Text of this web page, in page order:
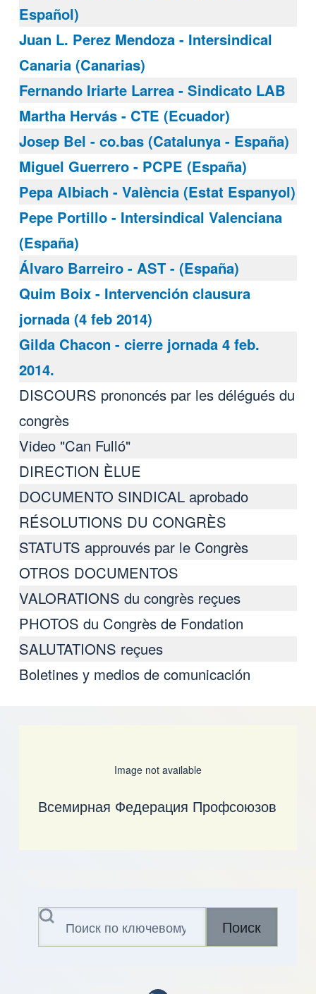
Español)
Juan L. Perez Mendoza - Intersindical
Canaria (Canarias)
Fernando Iriarte Larrea - Sindicato LAB
Martha Hervás - CTE (Ecuador)
Josep Bel - co.bas (Catalunya - España)
Miguel Guerrero - PCPE (España)
Pepa Albiach - València (Estat Espanyol)
Pepe Portillo - Intersindical Valenciana
(España)
Álvaro Barreiro - AST - (España)
Quim Boix - Intervención clausura
jornada (4 feb 2014)
Gilda Chacon - cierre jornada 4 feb.
2014.
DISCOURS prononcés par les délégués du
congrès
Video "Can Fulló"
DIRECTION ÈLUE
DOCUMENTO SINDICAL aprobado
RÉSOLUTIONS DU CONGRÈS
STATUTS approuvés par le Congrès
OTROS DOCUMENTOS
VALORATIONS du congrès reçues
PHOTOS du Congrès de Fondation
SALUTATIONS reçues
Boletines y medios de comunicación
Image not available
Всемирная Федерация Профсоюзов
Поиск